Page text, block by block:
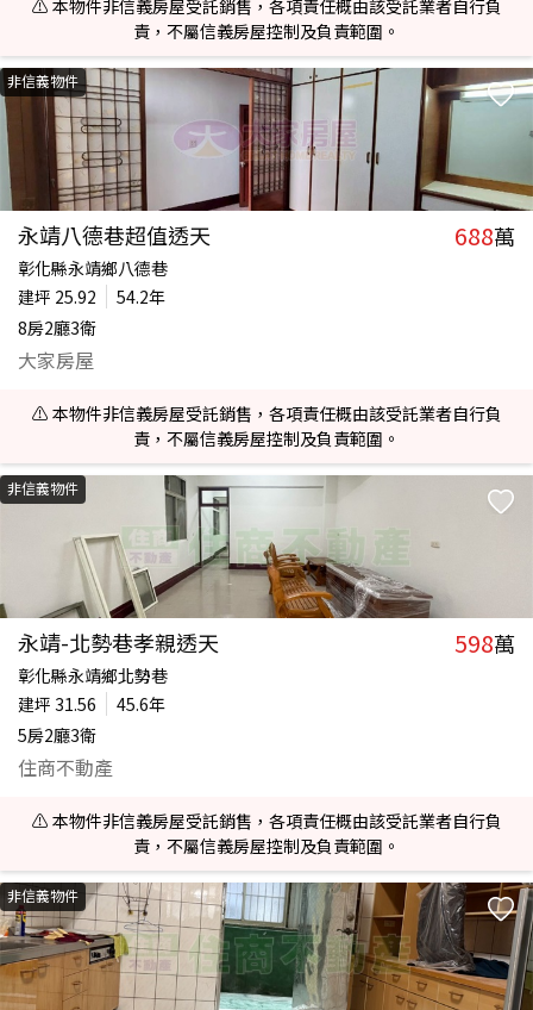
⚠️ 本物件非信義房屋受託銷售，各項責任概由該受託業者自行負
責，不屬信義房屋控制及負責範圍。
非信義物件
永靖八德巷超值透天 688萬
彰化縣永靖鄉八德巷
建坪 25.92
54.2年
8房2廳3衛
大家房屋
⚠️ 本物件非信義房屋受託銷售，各項責任概由該受託業者自行負
責，不屬信義房屋控制及負責範圍。
非信義物件
永靖-北勢巷孝親透天 598萬
彰化縣永靖鄉北勢巷
建坪 31.56
45.6年
5房2廳3衛
住商不動產
⚠️ 本物件非信義房屋受託銷售，各項責任概由該受託業者自行負
責，不屬信義房屋控制及負責範圍。
非信義物件